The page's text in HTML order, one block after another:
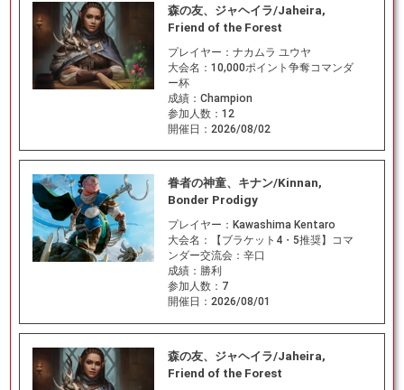
森の友、ジャヘイラ/Jaheira,
Friend of the Forest
プレイヤー： ナカムラ ユウヤ
大会名： 10,000ポイント争奪コマンダ
ー杯
成績： Champion
参加人数： 12
開催日： 2026/08/02
眷者の神童、キナン/Kinnan,
Bonder Prodigy
プレイヤー： Kawashima Kentaro
大会名：
【ブラケット4・5推奨】コマ
ンダー交流会：辛口
成績： 勝利
参加人数： 7
開催日： 2026/08/01
森の友、ジャヘイラ/Jaheira,
Friend of the Forest